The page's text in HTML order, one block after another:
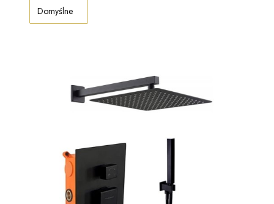
Domyślne